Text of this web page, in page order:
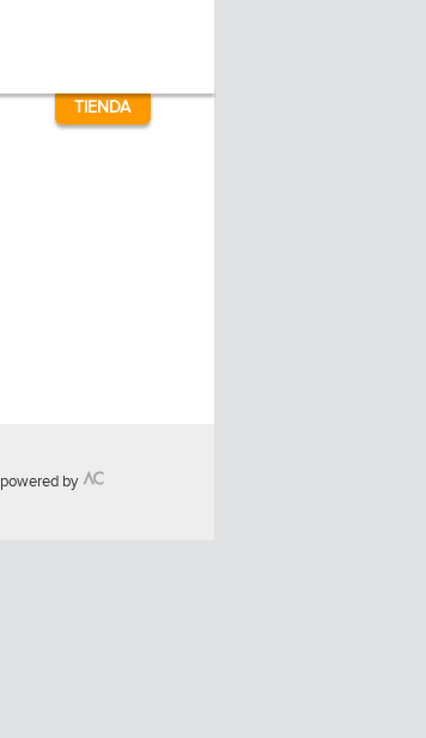
TIENDA
powered by